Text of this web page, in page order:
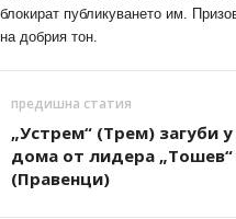
блокират публикуването им.
на добрия тон.
предишна статия
„Устрем“ (Трем) загуби у
дома от лидера „Тошев“
(Правенци)